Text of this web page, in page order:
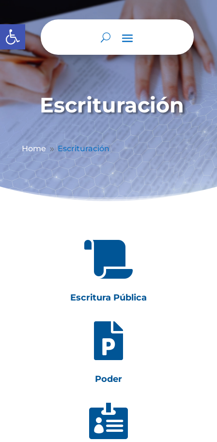
Abrir barra de herramientas
Escrituración
Home 9 Escrituración

Escritura Pública

Poder
